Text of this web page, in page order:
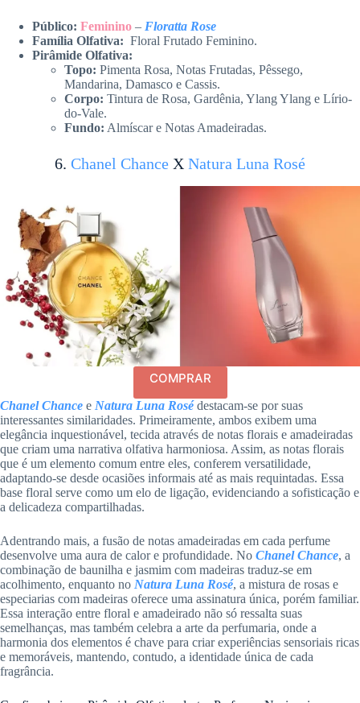
Público: Feminino – Floratta Rose
Família Olfativa: Floral Frutado Feminino.
Pirâmide Olfativa:
Topo: Pimenta Rosa, Notas Frutadas, Pêssego,
Mandarina, Damasco e Cassis.
Corpo: Tintura de Rosa, Gardênia, Ylang Ylang e Lírio-
do-Vale.
Fundo: Almíscar e Notas Amadeiradas.
6. Chanel Chance X Natura Luna Rosé
COMPRAR
Chanel Chance e Natura Luna Rosédestacam-se por suas
interessantes similaridades. Primeiramente, ambos exibem uma
elegância inquestionável, tecida através de notas florais e amadeiradas
que criam uma narrativa olfativa harmoniosa. Assim, as notas florais
que é um elemento comum entre eles, conferem versatilidade,
adaptando-se desde ocasiões informais até as mais requintadas. Essa
base floral serve como um elo de ligação, evidenciando a sofisticação e
a delicadeza compartilhadas.
Adentrando mais, a fusão de notas amadeiradas em cada perfume
desenvolve uma aura de calor e profundidade. No Chanel Chance, a
combinação de baunilha e jasmim com madeiras traduz-se em
acolhimento, enquanto no Natura Luna Rosé, a mistura de rosas e
especiarias com madeiras oferece uma assinatura única, porém familiar.
Essa interação entre floral e amadeirado não só ressalta suas
semelhanças, mas também celebra a arte da perfumaria, onde a
harmonia dos elementos é chave para criar experiências sensoriais ricas
e memoráveis, mantendo, contudo, a identidade única de cada
fragrância.